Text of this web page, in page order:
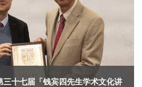
三十七届「钱宾四先生学术文化讲